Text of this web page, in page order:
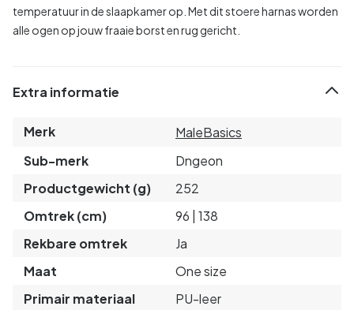
temperatuur in de slaapkamer op. Met dit stoere harnas worden
alle ogen op jouw fraaie borst en rug gericht.
Extra informatie
Merk
MaleBasics
Sub-merk
Dngeon
Productgewicht (g)
252
Omtrek (cm)
96 | 138
Rekbare omtrek
Ja
Maat
One size
Primair materiaal
PU-leer